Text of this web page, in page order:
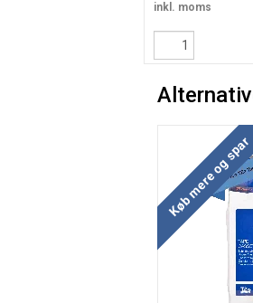
inkl. moms
Køb mere og spar